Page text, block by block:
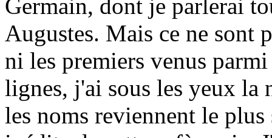
Germain, dont je parlerai
Augustes. Mais ce ne sont
ni les premiers venus
lignes, j'ai sous les yeux la
les noms reviennent le